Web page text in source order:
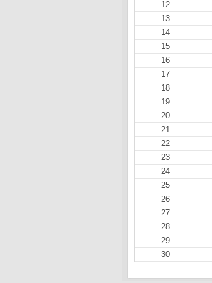
12
13
14
15
16
17
18
19
20
21
22
23
24
25
26
27
28
29
30